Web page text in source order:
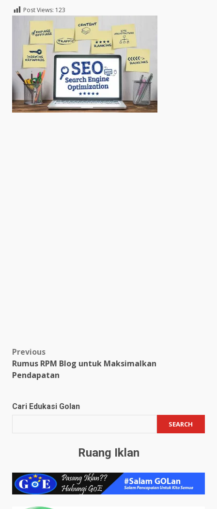
Post Views: 123
Post
navigation
Previous
Rumus RPM Blog untuk Maksimalkan
Pendapatan
Cari Edukasi Golan
SEARCH
Ruang Iklan